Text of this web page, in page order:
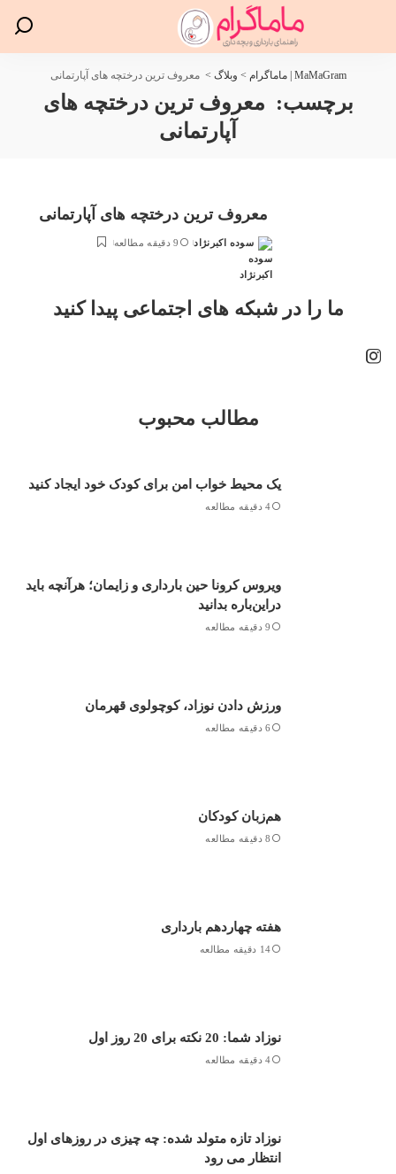
MaMaGram | ماماگرام > وبلاگ > معروف ترین درختچه های آپارتمانی
برچسب: معروف ترین درختچه های
آپارتمانی
معروف ترین درختچه های آپارتمانی
ارسال
شده
توسط
سوده اکبرنژاد 9 دقیقه مطالعه
ما را در شبکه های اجتماعی پیدا کنید
مطالب محبوب
یک محیط خواب امن برای کودک خود ایجاد کنید
4 دقیقه مطالعه
ویروس کرونا حین بارداری و زایمان؛ هرآنچه باید
دراین‌باره بدانید
9 دقیقه مطالعه
ورزش دادن نوزاد، کوچولوی قهرمان
6 دقیقه مطالعه
هم‌زبان کودکان
8 دقیقه مطالعه
هفته چهاردهم بارداری
14 دقیقه مطالعه
نوزاد شما: 20 نکته برای 20 روز اول
4 دقیقه مطالعه
نوزاد تازه متولد شده: چه چیزی در روزهای اول
انتظار می رود